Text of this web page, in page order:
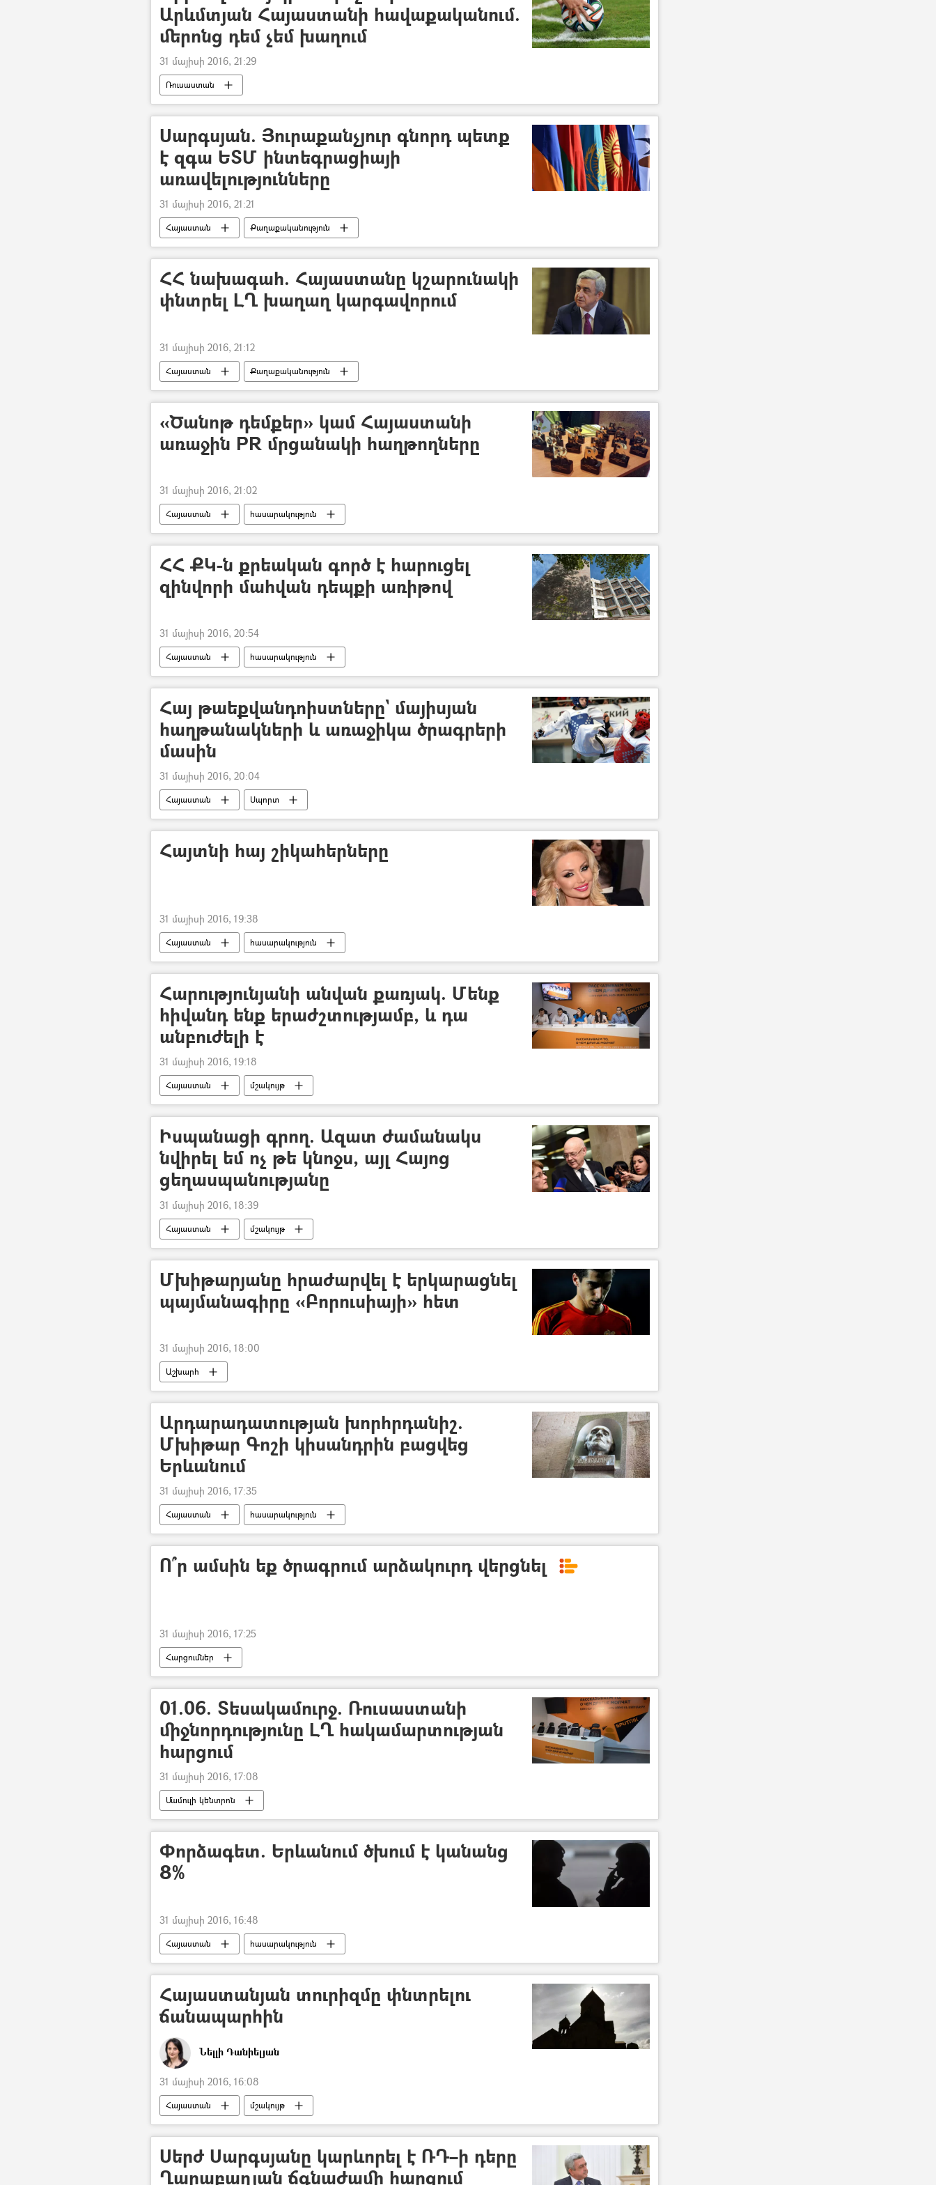
Արևմտյան Հայաստանի հավաքականում.
մերոնց դեմ չեմ խաղում
31 մայիսի 2016, 21:29
Ռուսաստան
Սարգսյան. Յուրաքանչյուր գնորդ պետք
է զգա ԵՏՄ ինտեգրացիայի
առավելությունները
31 մայիսի 2016, 21:21
Հայաստան Քաղաքականություն
ՀՀ նախագահ. Հայաստանը կշարունակի
փնտրել ԼՂ խաղաղ կարգավորում
31 մայիսի 2016, 21:12
Հայաստան Քաղաքականություն
«Ծանոթ դեմքեր» կամ Հայաստանի
առաջին PR մրցանակի հաղթողները
31 մայիսի 2016, 21:02
Հայաստան հասարակություն
ՀՀ ՔԿ-ն քրեական գործ է հարուցել
զինվորի մահվան դեպքի առիթով
31 մայիսի 2016, 20:54
Հայաստան հասարակություն
Հայ թաեքվանդոիստները` մայիսյան
հաղթանակների և առաջիկա ծրագրերի
մասին
31 մայիսի 2016, 20:04
Հայաստան Սպորտ
Հայտնի հայ շիկահերները
31 մայիսի 2016, 19:38
Հայաստան հասարակություն
Հարությունյանի անվան քառյակ. Մենք
հիվանդ ենք երաժշտությամբ, և դա
անբուժելի է
31 մայիսի 2016, 19:18
Հայաստան մշակույթ
Իսպանացի գրող. Ազատ ժամանակս
նվիրել եմ ոչ թե կնոջս, այլ Հայոց
ցեղասպանությանը
31 մայիսի 2016, 18:39
Հայաստան մշակույթ
Մխիթարյանը հրաժարվել է երկարացնել
պայմանագիրը «Բորուսիայի» հետ
31 մայիսի 2016, 18:00
Աշխարհ
Արդարադատության խորհրդանիշ.
Մխիթար Գոշի կիսանդրին բացվեց
Երևանում
31 մայիսի 2016, 17:35
Հայաստան հասարակություն
Ո՞ր ամսին եք ծրագրում արձակուրդ վերցնել
31 մայիսի 2016, 17:25
Հարցումներ
01.06. Տեսակամուրջ. Ռուսաստանի
միջնորդությունը ԼՂ հակամարտության
հարցում
31 մայիսի 2016, 17:08
Մամուլի կենտրոն
Փորձագետ. Երևանում ծխում է կանանց
8%
31 մայիսի 2016, 16:48
Հայաստան հասարակություն
Հայաստանյան տուրիզմը փնտրելու
ճանապարհին
Նելլի Դանիելյան
31 մայիսի 2016, 16:08
Հայաստան մշակույթ
Սերժ Սարգսյանը կարևորել է ՌԴ–ի դերը
Ղարաբաղյան ճգնաժամի հարցում